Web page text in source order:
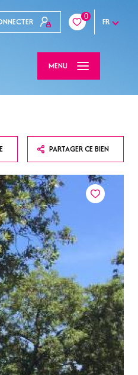
0 FR
MENU
PARTAGER CE BIEN